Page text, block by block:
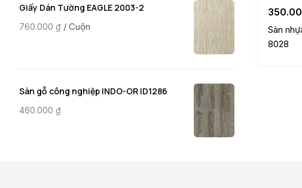
Sàn
8028
Giấy Dán Tường EAGLE 2003-2
760.000 ₫ / Cuộn
Sàn gỗ công nghiệp INDO-OR ID1286
460.000 ₫